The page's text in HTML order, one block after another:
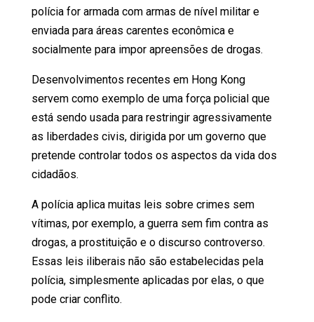
polícia for armada com armas de nível militar e
enviada para áreas carentes econômica e
socialmente para impor apreensões de drogas.
Desenvolvimentos recentes em Hong Kong
servem como exemplo de uma força policial que
está sendo usada para restringir agressivamente
as liberdades civis, dirigida por um governo que
pretende controlar todos os aspectos da vida dos
cidadãos.
A polícia aplica muitas leis sobre crimes sem
vítimas, por exemplo, a guerra sem fim contra as
drogas, a prostituição e o discurso controverso.
Essas leis iliberais não são estabelecidas pela
polícia, simplesmente aplicadas por elas, o que
pode criar conflito.